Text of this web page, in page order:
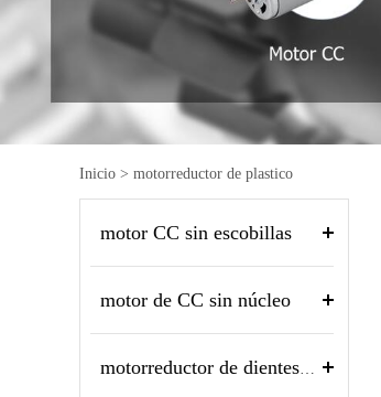
Inicio > motorreductor de plastico
motor CC sin escobillas
motor de CC sin núcleo